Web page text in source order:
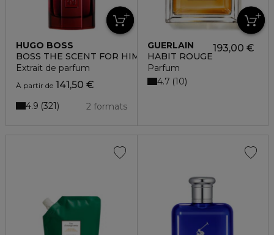
HUGO BOSS
BOSS THE SCENT FOR HIM ELIXIR
Extrait de parfum
À partir de 141,50 €
2 formats
4.9 321
GUERLAIN
HABIT ROUGE
Parfum
193,00 €
4.7 10